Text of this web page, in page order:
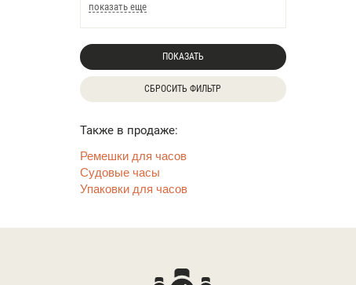
показать еще
ПОКАЗАТЬ
СБРОСИТЬ ФИЛЬТР
Также в продаже:
Ремешки для часов
Судовые часы
Упаковки для часов